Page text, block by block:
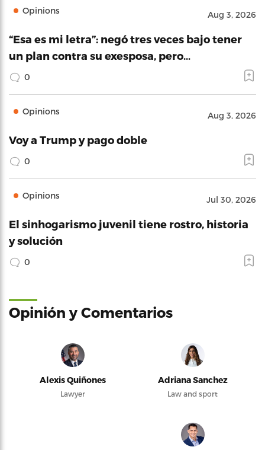
Opinions Aug 3, 2026
“Esa es mi letra”: negó tres veces bajo tener
un plan contra su exesposa, pero…
0
Opinions Aug 3, 2026
Voy a Trump y pago doble
0
Opinions Jul 30, 2026
El sinhogarismo juvenil tiene rostro, historia
y solución
0
Opinión y Comentarios
Alexis Quiñones
Lawyer
Adriana Sanchez
Law and sport